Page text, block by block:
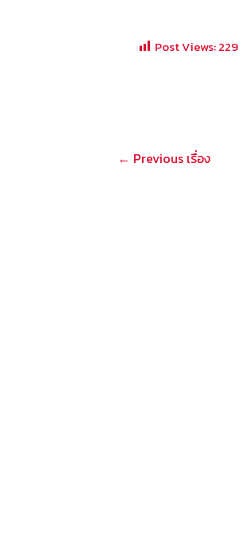
Post Views:229
แนะแนว
← Previous เรื่อง